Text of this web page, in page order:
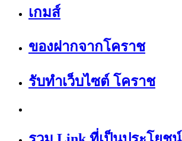
เกมส์
ของฝากจากโคราช
รับทำเว็บไซต์ โคราช